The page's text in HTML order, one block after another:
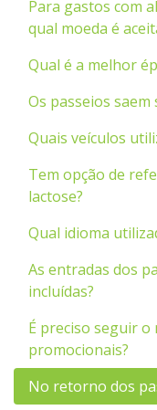
Para gastos com
qual moeda é
Qual é a melhor
Os passeios
Quais veículos
Tem opção de
lactose?
Qual idioma
As entradas dos
incluídas?
É preciso seguir
promocionais?
No retorno dos